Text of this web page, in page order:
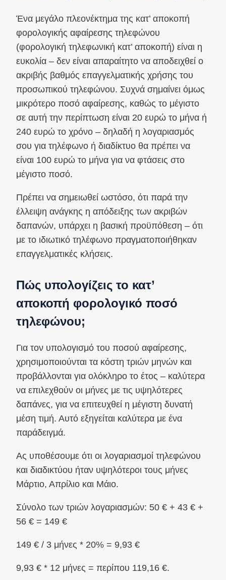
Ένα μεγάλο πλεονέκτημα της κατ’ αποκοπή
φορολογικής αφαίρεσης τηλεφώνου
(φορολογική τηλεφωνική κατ’ αποκοπή) είναι η
ευκολία – δεν είναι απαραίτητο να αποδειχθεί ο
ακριβής βαθμός επαγγελματικής χρήσης του
προσωπικού τηλεφώνου. Συχνά σημαίνει όμως
μικρότερο ποσό αφαίρεσης, καθώς το μέγιστο
σε αυτή την περίπτωση είναι 20 ευρώ το μήνα ή
240 ευρώ το χρόνο – δηλαδή η λογαριασμός
σου για τηλέφωνο ή διαδίκτυο θα πρέπει να
είναι 100 ευρώ το μήνα για να φτάσεις στο
μέγιστο ποσό.
Πρέπει να σημειωθεί ωστόσο, ότι παρά την
έλλειψη ανάγκης η απόδειξης των ακριβών
δαπανών, υπάρχει η βασική προϋπόθεση – ότι
με το ιδιωτικό τηλέφωνο πραγματοποιήθηκαν
επαγγελματικές κλήσεις.
Πώς υπολογίζεις το κατ’
αποκοπή φορολογικό ποσό
τηλεφώνου;
Για τον υπολογισμό του ποσού αφαίρεσης,
χρησιμοποιούνται τα κόστη τριών μηνών και
προβάλλονται για ολόκληρο το έτος – καλύτερα
να επιλεχθούν οι μήνες με τις υψηλότερες
δαπάνες, για να επιτευχθεί η μέγιστη δυνατή
μέση τιμή. Αυτό εξηγείται καλύτερα με ένα
παράδειγμά.
Ας υποθέσουμε ότι οι λογαριασμοί τηλεφώνου
και διαδικτύου ήταν υψηλότεροι τους μήνες
Μάρτιο, Απρίλιο και Μάιο.
Σύνολο των τριών λογαριασμών: 50 € + 43 € +
56 € = 149 €
149 € / 3 μήνες * 20% = 9,93 €
9,93 € * 12 μήνες = περίπου 119,16 €.